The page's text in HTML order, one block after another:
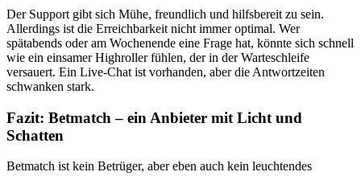
Der Support gibt sich Mühe, freundlich und hilfsbereit zu sein.
Allerdings ist die Erreichbarkeit nicht immer optimal. Wer
spätabends oder am Wochenende eine Frage hat, könnte sich schnell
wie ein einsamer Highroller fühlen, der in der Warteschleife
versauert. Ein Live-Chat ist vorhanden, aber die Antwortzeiten
schwanken stark.
Fazit: Betmatch – ein Anbieter mit Licht und
Schatten
Betmatch ist kein Betrüger, aber eben auch kein leuchtendes